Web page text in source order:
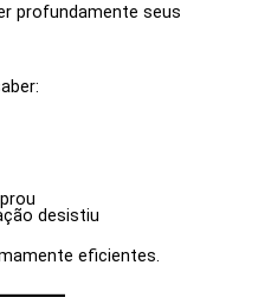
profundamente seus
desistiu
eficientes.